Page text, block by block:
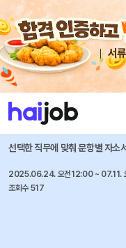
서
채용공고 자소서 자유항목 자소
그랜드코리아레저
2025년 그랜드코리
선택한 직무에 맞춰 문항별 자소
2025.06.24. 오전12:00 ~ 07.11.
조회수 517